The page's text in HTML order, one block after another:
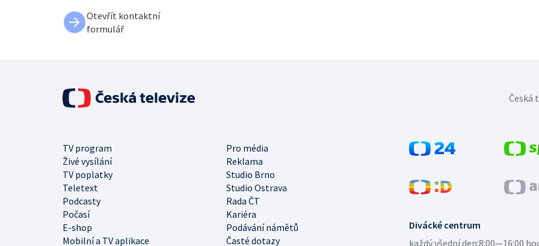
Otevřít kontaktní
formulář
Divácké centrum
každý všední den:8:00—16:00
TV program
Pro média
Živé vysílání
Reklama
TV poplatky
Studio Brno
Teletext
Studio Ostrava
Podcasty
Rada ČT
Počasí
Kariéra
E-shop
Podávání námětů
Mobilní a TV aplikace
Časté dotazy
Česká